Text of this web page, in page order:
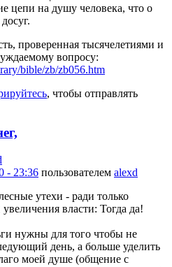
цепи на душу человека, что о
проверенная тысячелетиями и
вопросу:
bible/zb/zb056.htm
, чтобы отправлять
- 23:36 пользователем alexd
утехи - ради только
власти: Тогда да!
нужны для того чтобы не
день, а больше уделить
моей душе (общение с